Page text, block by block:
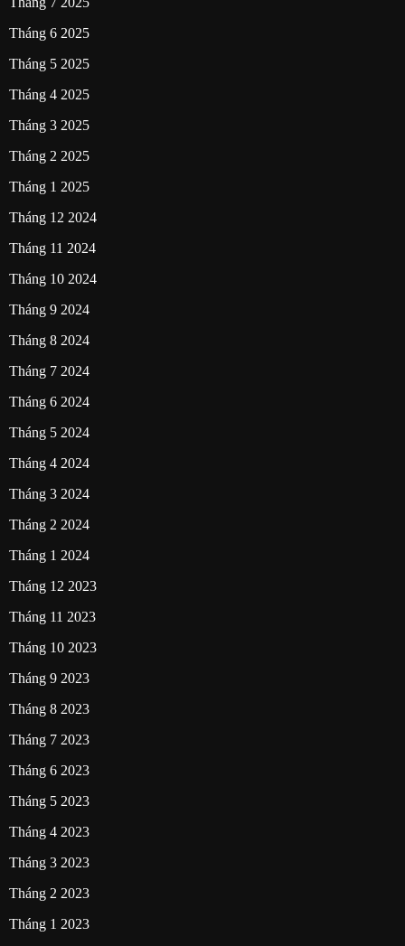
Tháng 6 2025
Tháng 5 2025
Tháng 4 2025
Tháng 3 2025
Tháng 2 2025
Tháng 1 2025
Tháng 12 2024
Tháng 11 2024
Tháng 10 2024
Tháng 9 2024
Tháng 8 2024
Tháng 7 2024
Tháng 6 2024
Tháng 5 2024
Tháng 4 2024
Tháng 3 2024
Tháng 2 2024
Tháng 1 2024
Tháng 12 2023
Tháng 11 2023
Tháng 10 2023
Tháng 9 2023
Tháng 8 2023
Tháng 7 2023
Tháng 6 2023
Tháng 5 2023
Tháng 4 2023
Tháng 3 2023
Tháng 2 2023
Tháng 1 2023